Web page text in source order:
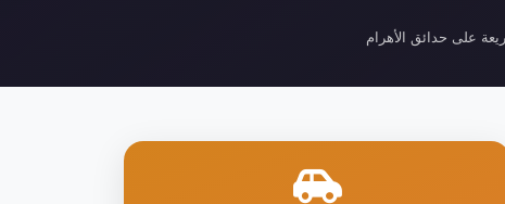
على حدائق الأهرام